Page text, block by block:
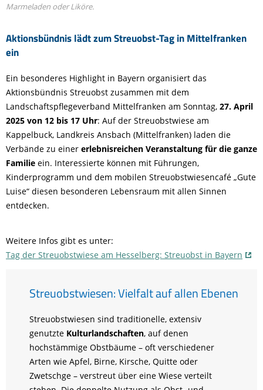
Aktionsbündnis lädt zum Streuobst-Tag in Mittelfranken
ein
Marmeladen oder Liköre.
Ein besonderes Highlight in Bayern organisiert das
Aktionsbündnis Streuobst zusammen mit dem
Landschaftspflegeverband Mittelfranken am Sonntag, 27. April
2025 von 12 bis 17 Uhr: Auf der Streuobstwiese am
Kappelbuck, Landkreis Ansbach (Mittelfranken) laden die
Verbände zu einer erlebnisreichen Veranstaltung für die ganze
Familie ein. Interessierte können mit Führungen,
Kinderprogramm und dem mobilen Streuobstwiesencafé „Gute
Luise“ diesen besonderen Lebensraum mit allen Sinnen
entdecken.
Weitere Infos gibt es unter:
Tag der Streuobstwiese am Hesselberg: Streuobst in Bayern
Streuobstwiesen: Vielfalt auf allen Ebenen
Streuobstwiesen sind traditionelle, extensiv
genutzte Kulturlandschaften, auf denen
hochstämmige Obstbäume – oft verschiedener
Arten wie Apfel, Birne, Kirsche, Quitte oder
Zwetschge – verstreut über eine Wiese verteilt